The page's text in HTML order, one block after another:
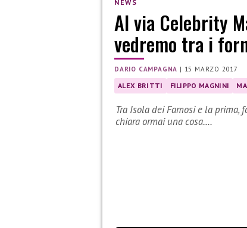
NEWS
Al via Celebrity
vedremo tra i
DARIO CAMPAGNA | 15 MARZO 2017
ALEX BRITTI FILIPPO MAGNINI
Tra Isola dei Famosi e la prima,
chiara ormai una cosa.…